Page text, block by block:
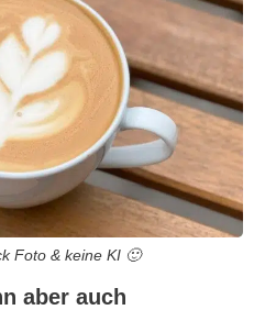
Foto & keine KI 🙂
aber auch